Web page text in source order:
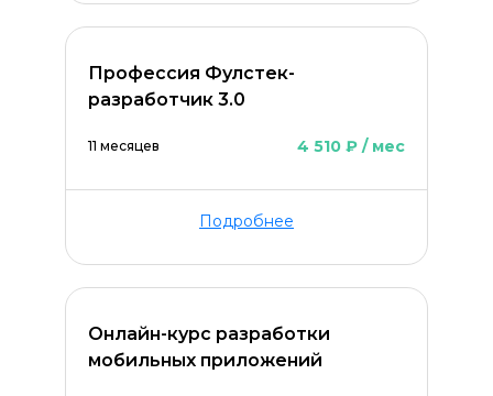
Профессия Фулстек-
разработчик 3.0
11 месяцев 4 510 ₽ / мес
Подробнее
Онлайн-курс разработки
мобильных приложений